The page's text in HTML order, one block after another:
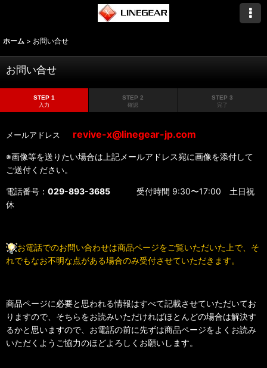
ホーム > お問い合せ
お問い合せ
STEP 1
入力
STEP 2
確認
STEP 3
完了
メールアドレス revive-x@linegear-jp.com
※画像等を送りたい場合は上記メールアドレス宛に画像を添付して
ご送付ください。
電話番号： 029-893-3685 受付時間 9:30〜17:00 土日祝
休
お電話でのお問い合わせは商品ページをご覧いただいた上で、そ
れでもなお不明な点がある場合のみ受付させていただきます。
商品ページに必要と思われる情報はすべて記載させていただいてお
りますので、そちらをお読みいただければほとんどの場合は解決す
るかと思いますので、お電話の前に先ずは商品ページをよくお読み
いただくようご協力のほどよろしくお願いします。